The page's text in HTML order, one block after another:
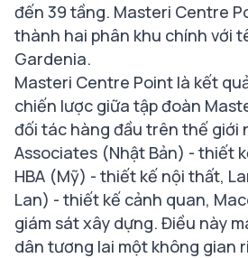
đến 39 tầng. Masteri Centre
thành hai phân khu chính với
Gardenia.
Masteri Centre Point là kết
chiến lược giữa tập đoàn
đối tác hàng đầu trên thế giới
Associates (Nhật Bản) - thiết
HBA (Mỹ) - thiết kế nội thất,
Lan) - thiết kế cảnh quan,
giám sát xây dựng. Điều này
dân tương lai một không gian